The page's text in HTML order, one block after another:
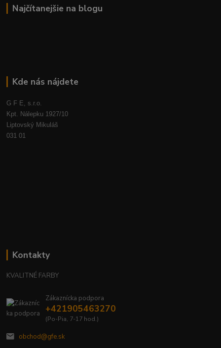
Najčítanejšie na blogu
Kde nás nájdete
G F E, s.r.o.
Kpt. Nálepku 1927/10
Liptovský Mikuláš
031 01
Kontakty
KVALITNÉ FARBY
Zákaznícka podpora
+421905463270
(Po-Pia, 7-17 hod.)
obchod@gfe.sk